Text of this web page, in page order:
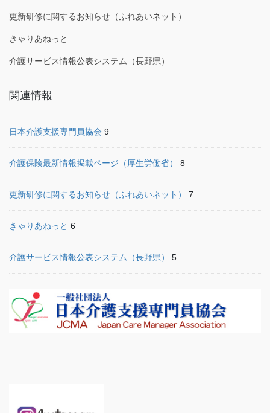
更新研修に関するお知らせ（ふれあいネット）
きゃりあねっと
介護サービス情報公表システム（長野県）
関連情報
日本介護支援専門員協会 9
介護保険最新情報掲載ページ（厚生労働省） 8
更新研修に関するお知らせ（ふれあいネット） 7
きゃりあねっと 6
介護サービス情報公表システム（長野県） 5